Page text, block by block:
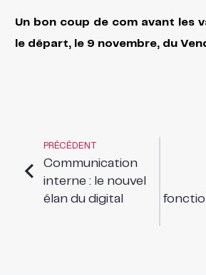
Un bon coup de com avant les
le départ, le 9 novembre, du
PRÉCÉDENT
Communication
interne : le nouvel
élan du digital